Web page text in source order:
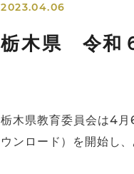
2023.04.06
栃木県 令和
栃木県教育委員会は4
ウンロード）を開始し